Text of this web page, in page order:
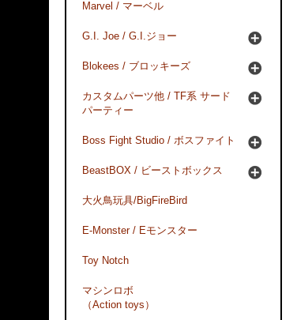
Marvel / マーベル
G.I. Joe / G.I.ジョー
Blokees / ブロッキーズ
カスタムパーツ他 / TF系 サード
パーティー
Boss Fight Studio / ボスファイト
BeastBOX / ビーストボックス
大火鳥玩具/BigFireBird
E-Monster / Eモンスター
Toy Notch
マシンロボ
（Action toys）